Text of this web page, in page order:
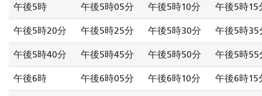
午後5時 午後5時05分 午後5時10分 午後5時15
午後5時20分 午後5時25分 午後5時30分 午後5時35
午後5時40分 午後5時45分 午後5時50分 午後5時55
午後6時 午後6時05分 午後6時10分 午後6時15